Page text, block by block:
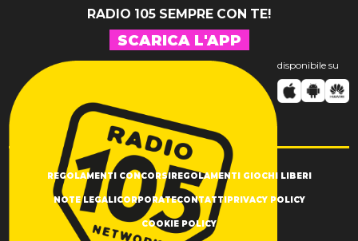
RADIO 105 SEMPRE CON TE!
SCARICA L'APP
disponibile su
REGOLAMENTI CONCORSIREGOLAMENTI GIOCHI LIBERI
NOTE LEGALICORPORATECONTATTIPRIVACY POLICY
COOKIE POLICY